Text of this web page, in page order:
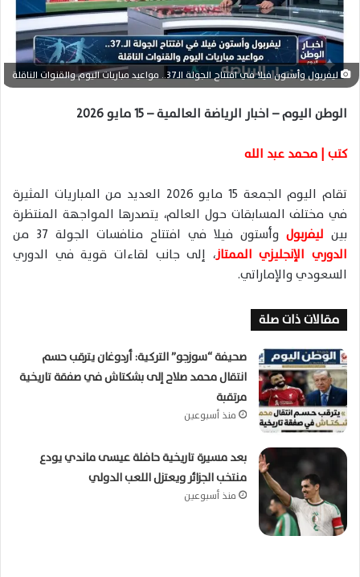
ل
ك
ت
ر
و
ن
ليفربول وأستون فيلا في افتتاح الجولة الـ37.. مواعيد مباريات اليوم والقنوات الناقلة
الوطن اليوم – اخبار الرياضة العالمية – 15 مايو 2026
كتب | محمد عبد الله
تقام اليوم الجمعة 15 مايو 2026 العديد من المباريات المثيرة
في مختلف المسابقات حول العالم، يتصدرها المواجهة المنتظرة
بين ليفربول وأستون فيلا في افتتاح منافسات الجولة 37 من
الدوري الإنجليزي الممتاز، إلى جانب لقاءات قوية في الدوري
السعودي والإماراتي.
مقالات ذات صلة
صحيفة “سوزجو” التركية: أردوغان يترقب حسم
انتقال محمد صلاح إلى بشكتاش في صفقة تاريخية
مرتقبة
منذ أسبوعين
بعد مسيرة تاريخية حافلة عيسى ماندي يودع
منتخب الجزائر ويعتزل اللعب الدولي
منذ أسبوعين